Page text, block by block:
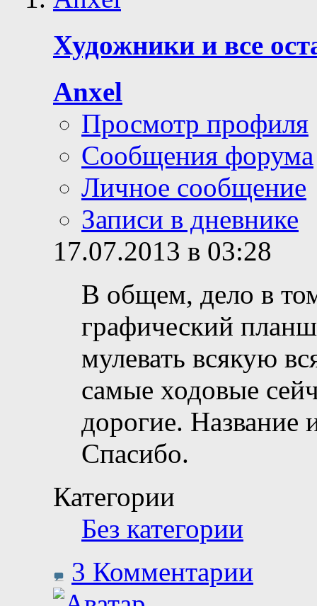
Художники и все
Anxel
Просмотр профиля
Сообщения форума
Личное сообщение
Записи в дневнике
17.07.2013 в 03:28
В общем, дело в
графический
мулевать всякую
самые ходовые
дорогие.
Спасибо.
Категории
Без категории
3 Комментарии